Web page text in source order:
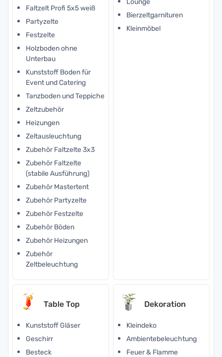
Faltzelt Profi 5x5 weiß
Partyzelte
Festzelte
Holzboden ohne
Unterbau
Kunststoff Boden für
Event und Catering
Tanzboden und Teppiche
Zeltzubehör
Heizungen
Zeltausleuchtung
Zubehör Faltzelte 3x3
Zubehör Faltzelte
(stabile Ausführung)
Zubehör Mastertent
Zubehör Partyzelte
Zubehör Festzelte
Zubehör Böden
Zubehör Heizungen
Zubehör
Zeltbeleuchtung
Bierzeltgarnituren
Kleinmöbel
Table Top
Kunststoff Gläser
Geschirr
Besteck
Dekoration
Kleindeko
Ambientebeleuchtung
Feuer & Flamme